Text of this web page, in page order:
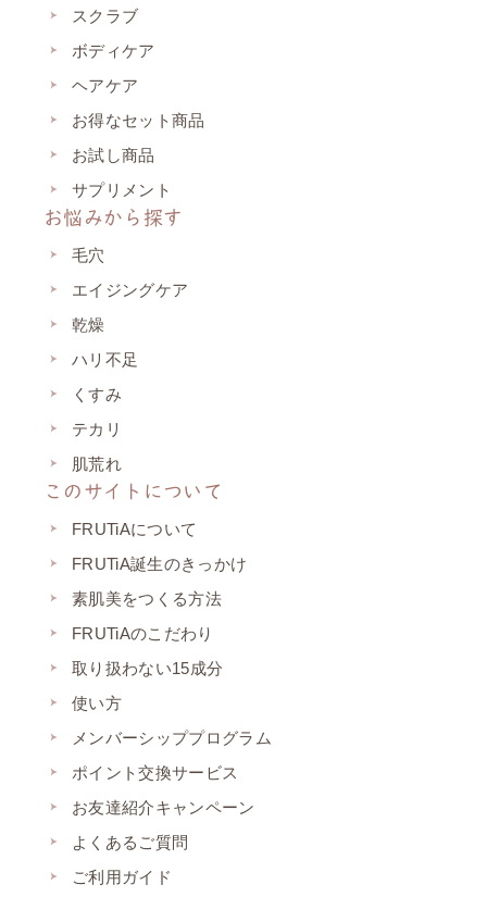
スクラブ
ボディケア
ヘアケア
お得なセット商品
お試し商品
サプリメント
お悩みから探す
毛穴
エイジングケア
乾燥
ハリ不足
くすみ
テカリ
肌荒れ
このサイトについて
FRUTiAについて
FRUTiA誕生のきっかけ
素肌美をつくる方法
FRUTiAのこだわり
取り扱わない15成分
使い方
メンバーシッププログラム
ポイント交換サービス
お友達紹介キャンペーン
よくあるご質問
ご利用ガイド